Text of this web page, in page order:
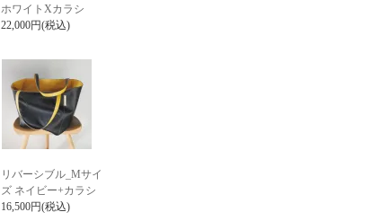
ホワイトXカラシ
22,000円(税込)
リバーシブル_Mサイ
ズ ネイビー+カラシ
16,500円(税込)